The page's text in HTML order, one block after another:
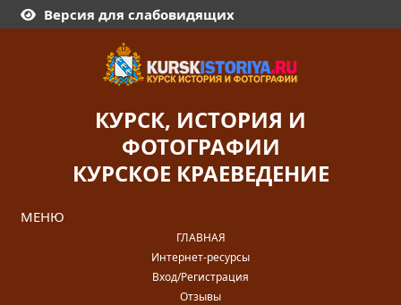
Версия для слабовидящих
КУРСК, ИСТОРИЯ И
ФОТОГРАФИИ
КУРСКОЕ КРАЕВЕДЕНИЕ
МЕНЮ
ГЛАВНАЯ
Интернет-ресурсы
Вход/Регистрация
Отзывы